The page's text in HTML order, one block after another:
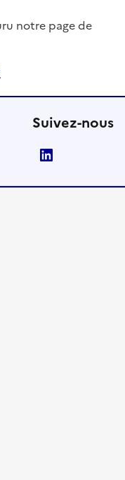
notre page de
Suivez-nous